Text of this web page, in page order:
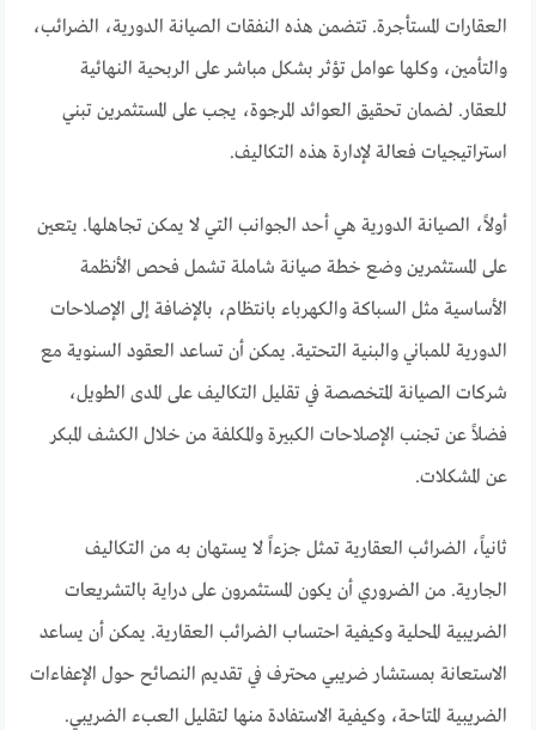
العقارات المستأجرة. تتضمن هذه النفقات الصيانة الدورية، الضرائب،
والتأمين، وكلها عوامل تؤثر بشكل مباشر على الربحية النهائية
للعقار. لضمان تحقيق العوائد المرجوة، يجب على المستثمرين تبني
استراتيجيات فعالة لإدارة هذه التكاليف.
أولاً، الصيانة الدورية هي أحد الجوانب التي لا يمكن تجاهلها. يتعين
على المستثمرين وضع خطة صيانة شاملة تشمل فحص الأنظمة
الأساسية مثل السباكة والكهرباء بانتظام، بالإضافة إلى الإصلاحات
الدورية للمباني والبنية التحتية. يمكن أن تساعد العقود السنوية مع
شركات الصيانة المتخصصة في تقليل التكاليف على المدى الطويل،
فضلاً عن تجنب الإصلاحات الكبيرة والمكلفة من خلال الكشف المبكر
عن المشكلات.
ثانياً، الضرائب العقارية تمثل جزءاً لا يستهان به من التكاليف
الجارية. من الضروري أن يكون المستثمرون على دراية بالتشريعات
الضريبية المحلية وكيفية احتساب الضرائب العقارية. يمكن أن يساعد
الاستعانة بمستشار ضريبي محترف في تقديم النصائح حول الإعفاءات
الضريبية المتاحة، وكيفية الاستفادة منها لتقليل العبء الضريبي.